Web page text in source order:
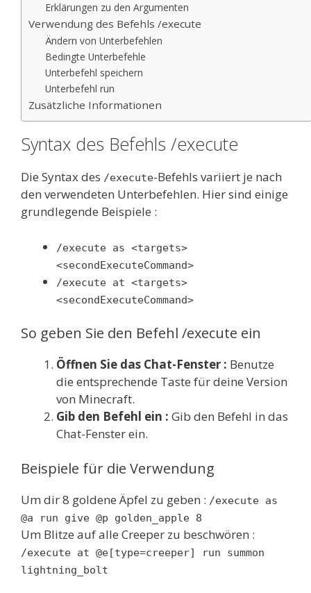
Erklärungen zu den Argumenten
Verwendung des Befehls /execute
Ändern von Unterbefehlen
Bedingte Unterbefehle
Unterbefehl speichern
Unterbefehl run
Zusätzliche Informationen
Syntax des Befehls /execute
Die Syntax des /execute-Befehls variiert je nach
den verwendeten Unterbefehlen. Hier sind einige
grundlegende Beispiele :
/execute as <targets>
<secondExecuteCommand>
/execute at <targets>
<secondExecuteCommand>
So geben Sie den Befehl /execute ein
Öffnen Sie das Chat-Fenster : Benutze
die entsprechende Taste für deine Version
von Minecraft.
Gib den Befehl ein : Gib den Befehl in das
Chat-Fenster ein.
Beispiele für die Verwendung
Um dir 8 goldene Äpfel zu geben : /execute as
@a run give @p golden_apple 8
Um Blitze auf alle Creeper zu beschwören :
/execute at @e[type=creeper] run summon
lightning_bolt